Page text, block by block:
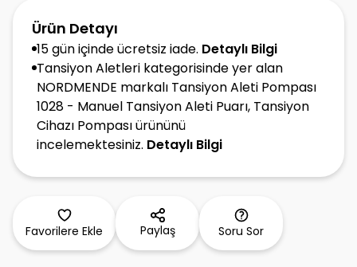
Ürün Detayı
15 gün içinde ücretsiz iade. Detaylı Bilgi
Tansiyon Aletleri kategorisinde yer alan
NORDMENDE markalı Tansiyon Aleti Pompası
1028 - Manuel Tansiyon Aleti Puarı, Tansiyon
Cihazı Pompası ürününü
incelemektesiniz. Detaylı Bilgi
Favorilere Ekle Paylaş Soru Sor